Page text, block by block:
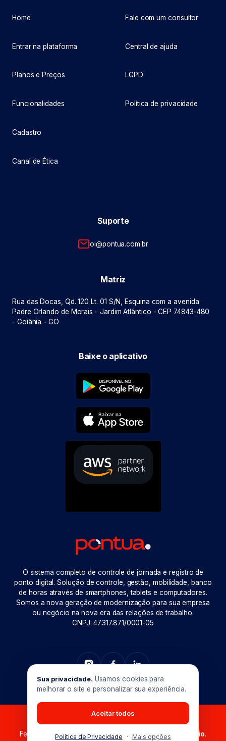
Home
Entrar na plataforma
Planos e Preços
Funcionalidades
Cadastro
Canal de Ética
Fale com um consultor
Central de ajuda
LGPD
Política de privacidade
Suporte
oi@pontua.com.br
Matriz
Rua das Docas, Qd. 120 Lt. 01 S/N, Esquina com a avenida
Padre Orlando de Morais - Jardim Atlântico - CEP 74843-480
- Goiânia - GO
Baixe o aplicativo
O sistema completo de controle de jornada e registro de
ponto digital. Solução de controle, gestão, mobilidade, banco
de horas através de smartphones, tablets e computadores.
Somos a nova geração de modernização para sua empresa
ou negócio na nova era das relações de trabalho.
CNPJ: 47.317.871/0001-05
Pontua © 2026. Todos os direitos reservados.
Feito com muito
em Goiânia-GO. Produzido por Maxio.
Sua privacidade. Usamos cookies para
melhorar o site e personalizar sua experiência.
Aceitar todos
Política de Privacidade · Mais opções